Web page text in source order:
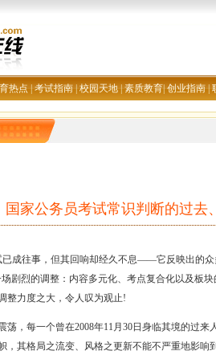
热点|考试指南|校园天地|素质教育|创业指南|
国家公务员考试常识判断的过去
成往事，但其回响却经久不息——它反映出的众
剧烈的调整：内容多元化、考点复合化以及板
力度之大，令人叹为观止!
，每一个曾在2008年11月30日身临其境的过来
，其格局之流变、风格之更新不能不严重地影响